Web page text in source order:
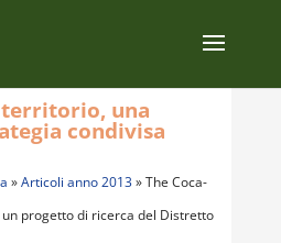
»Articoli anno 2013»The Coca-
progetto di ricerca del Distretto
una
condivisa